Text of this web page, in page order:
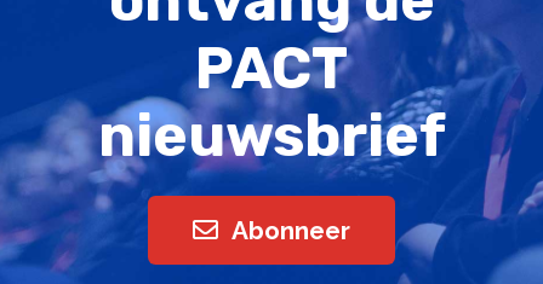
PACT
nieuwsbrief
Abonneer